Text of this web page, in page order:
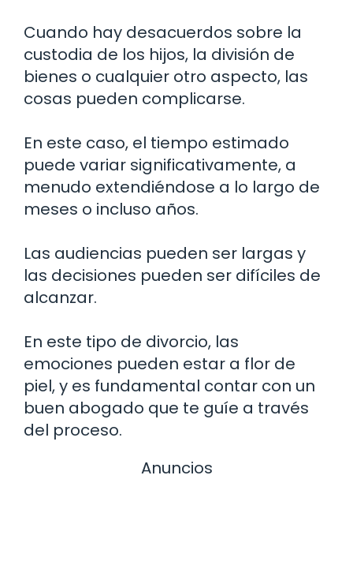
Cuando hay desacuerdos sobre la
custodia de los hijos, la división de
bienes o cualquier otro aspecto, las
cosas pueden complicarse.
En este caso, el tiempo estimado
puede variar significativamente, a
menudo extendiéndose a lo largo de
meses o incluso años.
Las audiencias pueden ser largas y
las decisiones pueden ser difíciles de
alcanzar.
En este tipo de divorcio, las
emociones pueden estar a flor de
piel, y es fundamental contar con un
buen abogado que te guíe a través
del proceso.
Anuncios